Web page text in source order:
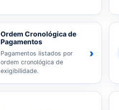
Ordem Cronológica de
Pagamentos
Pagamentos listados por
ordem cronológica de
exigibilidade.
›